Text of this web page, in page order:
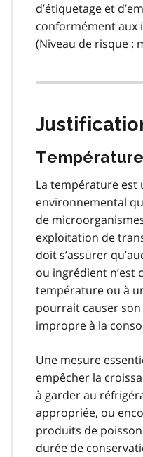
d’étiquetage et
conformément aux
(Niveau de risque :
Température
La température
environnemental
de
exploitation de
doit s’assurer
ou ingrédient n’est
température ou à
pourrait causer
impropre à la
Une mesure
empêcher la
à garder au
appropriée, ou
produits de
durée de